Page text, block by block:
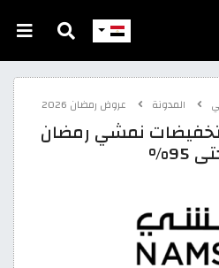
المدونة عروض رمضان 2026
نمشي رمضان